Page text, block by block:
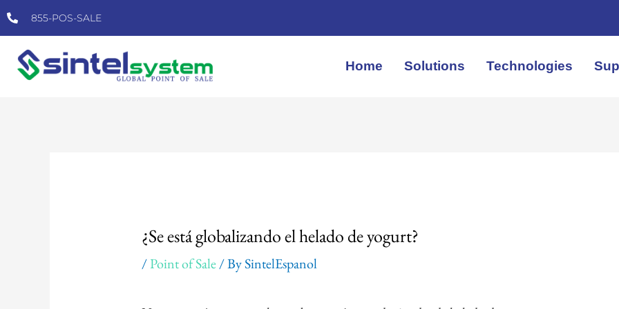
Skip
to
content
855-POS-SALE
Home Solutions Technologies
¿Se está globalizando el helado de yogurt?
/Point of Sale/ BySintelEspanol